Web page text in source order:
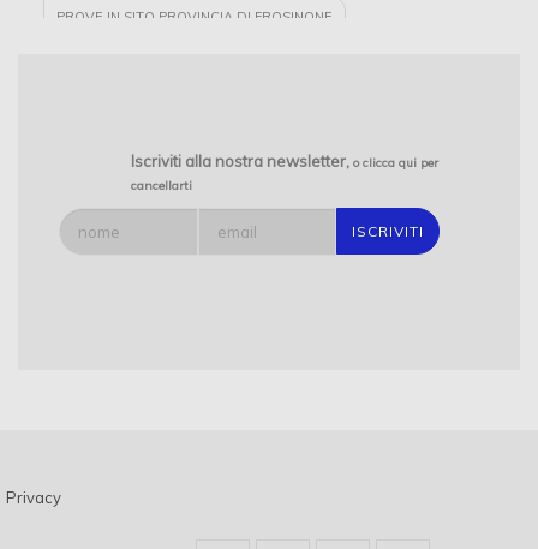
PROVE IN SITO PROVINCIA DI FROSINONE
INDAGINI GEOGNOSTICHE PROVINCIA DI FROSINONE
SONDAGGI E PROVE DI LABORATORIO GEOTECNICO
LABORATORIO GEOTECNICO CERTIFICATO PER PROVE SULLE
Iscriviti alla nostra newsletter, o clicca qui per
cancellarti
Privacy